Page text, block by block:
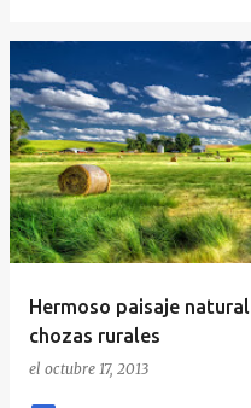
Hermoso paisaje
chozas rurales
el octubre 17, 2013